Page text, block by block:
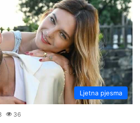
Ljetna pjesma
36